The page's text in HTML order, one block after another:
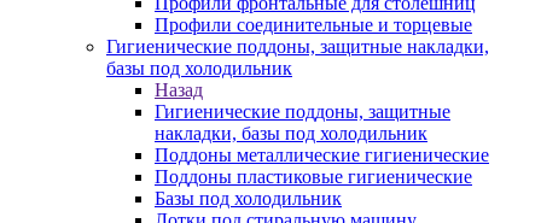
Профили соединительные и торцевые
Гигиенические поддоны, защитные накладки,
базы под холодильник
Назад
Гигиенические поддоны, защитные
накладки, базы под холодильник
Поддоны металлические гигиенические
Поддоны пластиковые гигиенические
Базы под холодильник